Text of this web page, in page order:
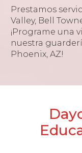
Prestamos
Valley, Bell
¡Programe una
nuestra
Phoenix, AZ!